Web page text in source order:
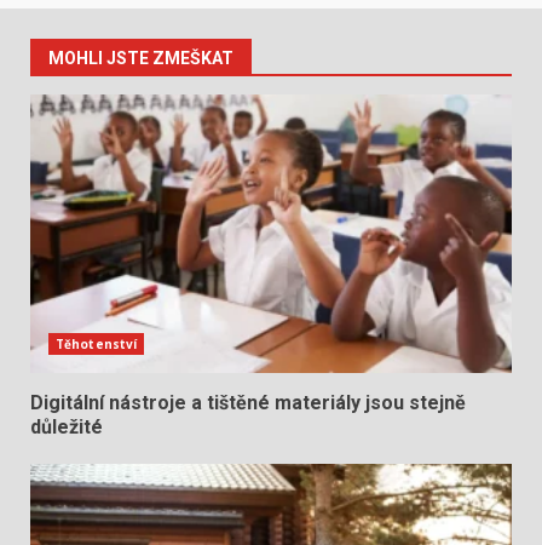
MOHLI JSTE ZMEŠKAT
Těhotenství
Digitální nástroje a tištěné materiály jsou stejně
důležité